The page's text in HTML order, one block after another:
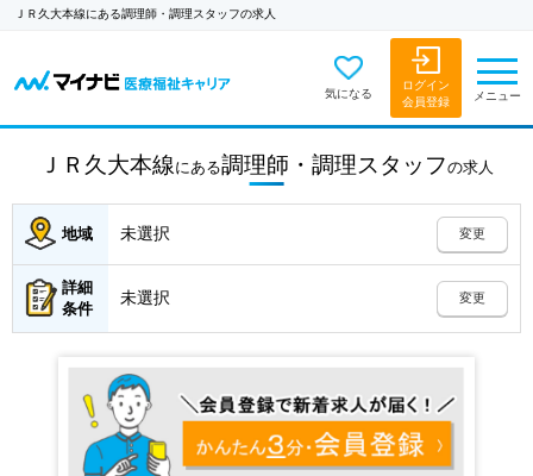
ＪＲ久大本線にある調理師・調理スタッフの求人
気になる
ログイン
会員登録
メニュー
ＪＲ久大本線 にある調理師・調理スタッフの求人
地域 未選択 変更
詳細
条件
未選択 変更